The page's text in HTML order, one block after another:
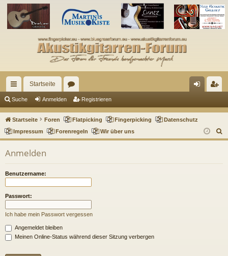
ch
ne
llz
Startseite
en m ist
rie
Suche Anmelden Registrieren
Startseite Foren Flatpicking Fingerpicking
Datenschutz
Impressum
Forenregeln Wir über uns
u
Anmelden
Benutzername:
Passwort:
Ich habe mein Passwort vergessen
Angemeldet bleiben
Meinen Online-Status während dieser Sitzung verbergen